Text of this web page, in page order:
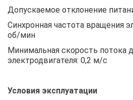
Допускаемое отклонение
Синхронная частота вращения
об/мин
Минимальная скорость потока
электродвигателя: 0,2 м/с
Условия эксплуатации